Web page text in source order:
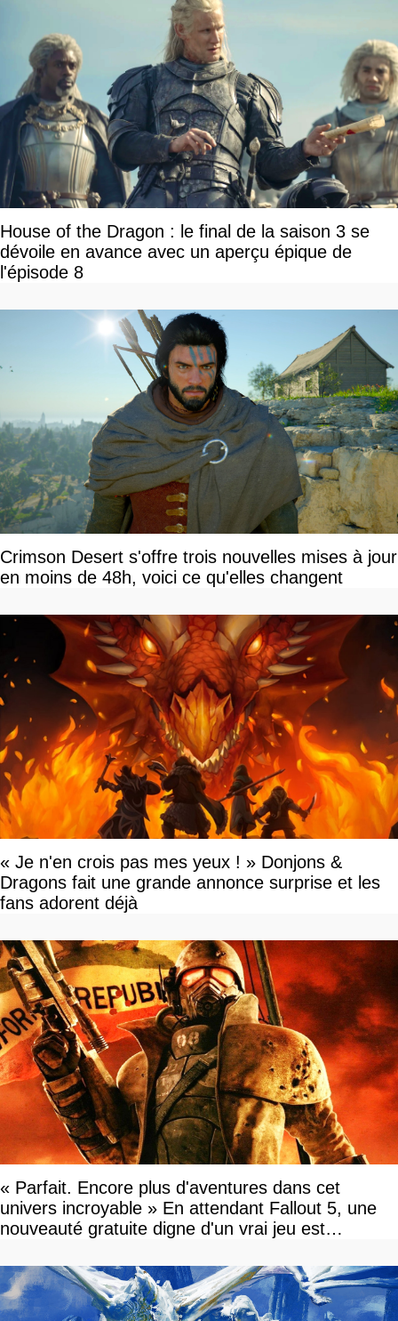
House of the Dragon : le final de la saison 3 se
dévoile en avance avec un aperçu épique de
l'épisode 8
Crimson Desert s'offre trois nouvelles mises à jour
en moins de 48h, voici ce qu'elles changent
« Je n'en crois pas mes yeux ! » Donjons &
Dragons fait une grande annonce surprise et les
fans adorent déjà
« Parfait. Encore plus d'aventures dans cet
univers incroyable » En attendant Fallout 5, une
nouveauté gratuite digne d'un vrai jeu est